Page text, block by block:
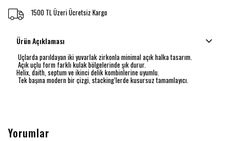
1500 TL Üzeri Ücretsiz Kargo
Ürün Açıklaması
Uçlarda parıldayan iki yuvarlak zirkonla minimal açık halka tasarım.
Açık uçlu form farklı kulak bölgelerinde şık durur.
Helix, daith, septum ve ikinci delik kombinlerine uyumlu.
Tek başına modern bir çizgi, stacking’lerde kusursuz tamamlayıcı.
Yorumlar